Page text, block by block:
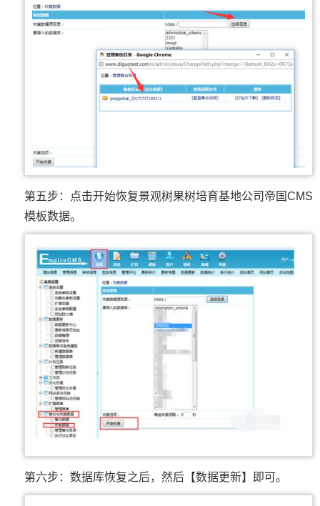
第五步：点击开始恢复景观树果树培育基地公司帝国CMS
模板数据。
第六步：数据库恢复之后，然后【数据更新】即可。